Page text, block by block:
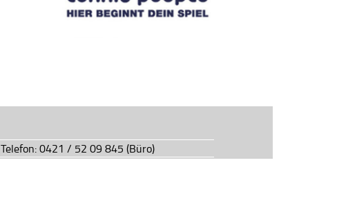
Telefon: 0421 / 52 09 845 (Büro)